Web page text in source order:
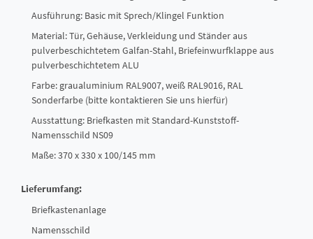
Ausführung: Basic mit Sprech/Klingel Funktion
Material: Tür, Gehäuse, Verkleidung und Ständer aus
pulverbeschichtetem Galfan-Stahl, Briefeinwurfklappe aus
pulverbeschichtetem ALU
Farbe: graualuminium RAL9007, weiß RAL9016, RAL
Sonderfarbe (bitte kontaktieren Sie uns hierfür)
Ausstattung: Briefkasten mit Standard-Kunststoff-
Namensschild NS09
Maße: 370 x 330 x 100/145 mm
Lieferumfang:
Briefkastenanlage
Namensschild